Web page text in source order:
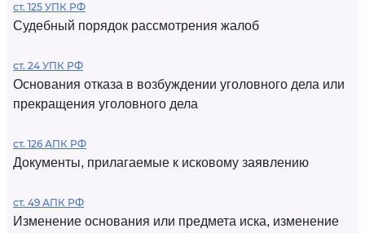
ст. 125 УПК РФ
Судебный порядок рассмотрения жалоб
ст. 24 УПК РФ
Основания отказа в возбуждении уголовного дела или
прекращения уголовного дела
ст. 126 АПК РФ
Документы, прилагаемые к исковому заявлению
ст. 49 АПК РФ
Изменение основания или предмета иска, изменение